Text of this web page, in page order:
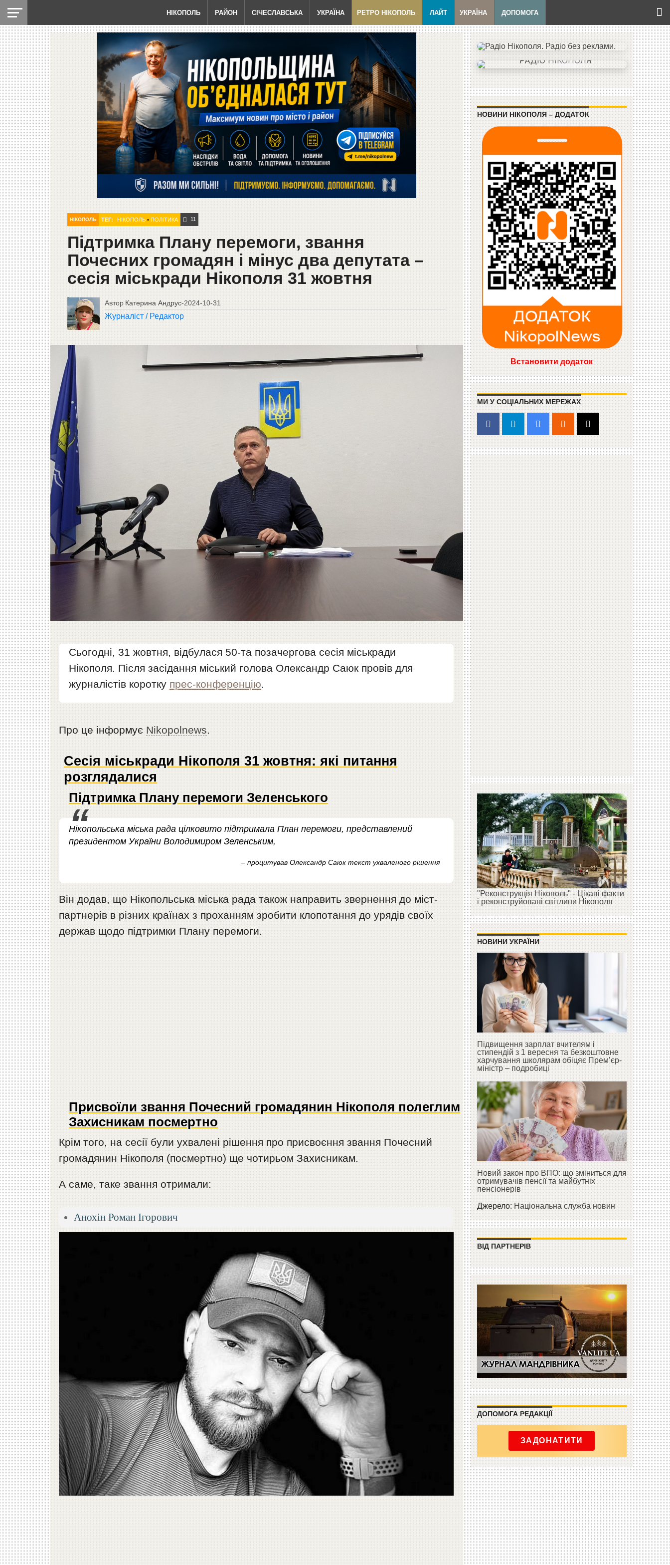
НІКОПОЛЬ РАЙОН СІЧЕСЛАВСЬКА УКРАЇНА РЕТРО НІКОПОЛЬ ЛАЙТ УКРАЇНА ДОПОМОГА
НІКОПОЛЬ ТЕГ: НІКОПОЛЬ• ПОЛІТИКА 11
Підтримка Плану перемоги, звання
Почесних громадян і мінус два депутата –
сесія міськради Нікополя 31 жовтня
Автор Катерина Андрус-2024-10-31
Журналіст / Редактор
Сьогодні, 31 жовтня, відбулася 50-та позачергова сесія міськради
Нікополя. Після засідання міський голова Олександр Саюк провів для
журналістів коротку прес-конференцію.
Про це інформує Nikopolnews.
Сесія міськради Нікополя 31 жовтня: які питання
розглядалися
Підтримка Плану перемоги Зеленського
Нікопольська міська рада цілковито підтримала План перемоги, представлений
президентом України Володимиром Зеленським,
– процитував Олександр Саюк текст ухваленого рішення
Він додав, що Нікопольська міська рада також направить звернення до міст-
партнерів в різних країнах з проханням зробити клопотання до урядів своїх
держав щодо підтримки Плану перемоги.
Присвоїли звання Почесний громадянин Нікополя полеглим
Захисникам посмертно
Крім того, на сесії були ухвалені рішення про присвоєння звання Почесний
громадянин Нікополя (посмертно) ще чотирьом Захисникам.
А саме, таке звання отримали:
Анохін Роман Ігорович
НОВИНИ НІКОПОЛЯ – ДОДАТОК
Встановити додаток
МИ У СОЦІАЛЬНИХ МЕРЕЖАХ
"Реконструкція Нікополь" - Цікаві факти
і реконструйовані світлини Нікополя
НОВИНИ УКРАЇНИ
Підвищення зарплат вчителям і
стипендій з 1 вересня та безкоштовне
харчування школярам обіцяє Прем’єр-
міністр – подробиці
Новий закон про ВПО: що зміниться для
отримувачів пенсії та майбутніх
пенсіонерів
Джерело:Національна служба новин
ВІД ПАРТНЕРІВ
ДОПОМОГА РЕДАКЦІЇ
ЗАДОНАТИТИ